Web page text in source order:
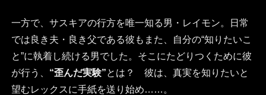
一方で、サスキアの行方を唯一知る男・レイモン。日常
では良き夫・良き父である彼もまた、自分の“知りたいこ
と”に執着し続ける男でした。そこにたどりつくために彼
が行う、 “歪んだ実験”とは？ 彼は、真実を知りたいと
望むレックスに手紙を送り始め……。